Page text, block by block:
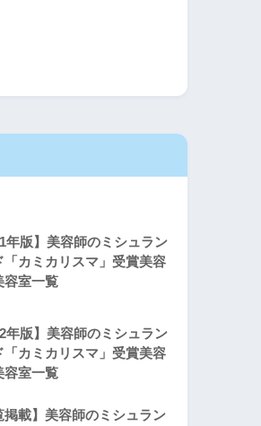
年版】美容師のミシュラン
「カミカリスマ」受賞美容
容室一覧
年版】美容師のミシュラン
「カミカリスマ」受賞美容
容室一覧
掲載】美容師のミシュラン